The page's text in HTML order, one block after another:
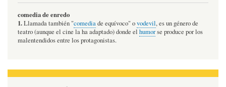
comedia de enredo
1.Llamada también "comediade equívoco" ovodevil, es un género de
teatro (aunque el cine la ha adaptado) donde el humorse produce por los
malentendidos entre los protagonistas.